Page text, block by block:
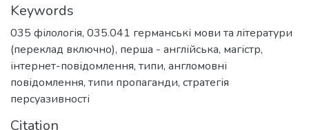
Keywords
035 філологія, 035.041 германські мови та літератури
(переклад включно), перша - англійська, магістр,
інтернет-повідомлення, типи, англомовні
повідомлення, типи пропаганди, стратегія
персуазивності
Citation